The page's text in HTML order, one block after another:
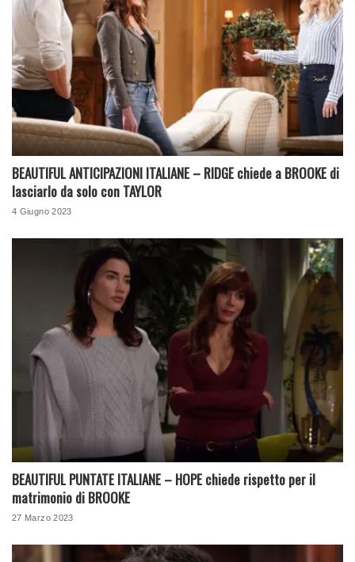
BEAUTIFUL ANTICIPAZIONI ITALIANE – RIDGE chiede a BROOKE di
lasciarlo da solo con TAYLOR
4 Giugno 2023
BEAUTIFUL PUNTATE ITALIANE – HOPE chiede rispetto per il
matrimonio di BROOKE
27 Marzo 2023